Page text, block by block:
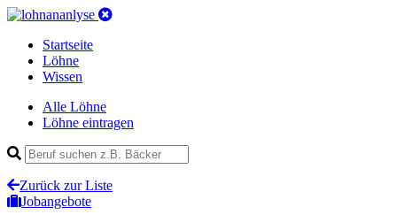
Startseite
Löhne
Wissen
Alle Löhne
Löhne eintragen
Zurück zur Liste
Jobangebote